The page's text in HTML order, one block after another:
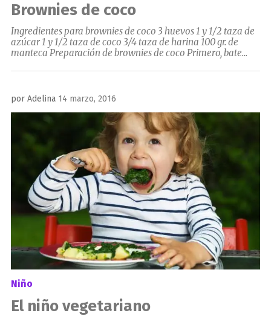
Brownies de coco
Ingredientes para brownies de coco 3 huevos 1 y 1/2 taza de
azúcar 1 y 1/2 taza de coco 3/4 taza de harina 100 gr. de
manteca Preparación de brownies de coco Primero, bate...
por Adelina Publicado
el
14 marzo, 2016
Niño
El niño vegetariano